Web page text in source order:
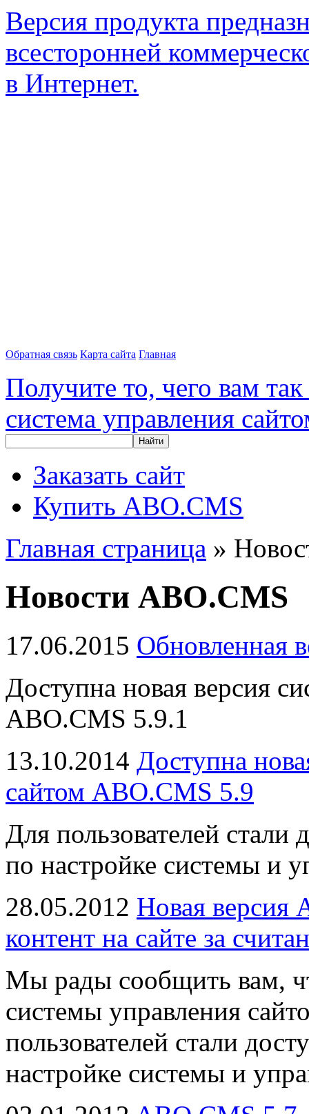
Версия продукта
всесторонней
в Интернет.
Обратная связь Карта сайта Главная
Получите то, чего вам
система управления
Найти
Заказать сайт
Купить ABO.CMS
Главная страница »
Новости ABO.CMS
17.06.2015 Обновленная
Доступна новая версия
ABO.CMS 5.9.1
13.10.2014 Доступна
сайтом ABO.CMS 5.9
Для пользователей
по настройке системы и
28.05.2012 Новая версия
контент на сайте за
Мы рады сообщить вам,
системы управления
пользователей стали
настройке системы и